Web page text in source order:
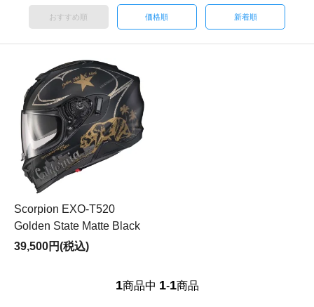
おすすめ順 価格順 新着順
Scorpion EXO-T520
Golden State Matte Black
39,500円(税込)
1商品中 1-1商品